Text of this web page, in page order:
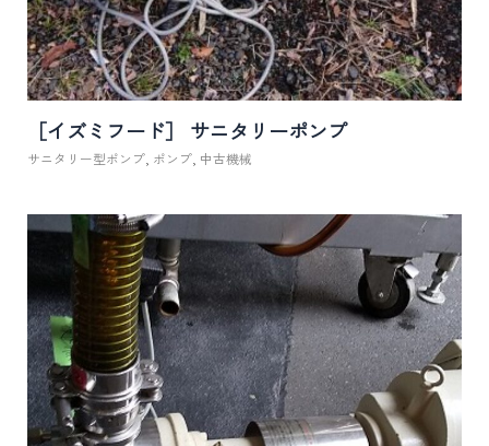
［イズミフード］ サニタリーポンプ
サニタリー型ポンプ, ポンプ, 中古機械